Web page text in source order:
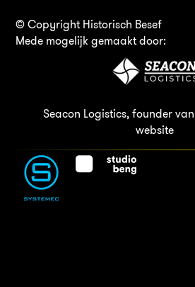
© Copyright Historisch Besef
Mede mogelijk gemaakt door:
Seacon Logistics, founder
website